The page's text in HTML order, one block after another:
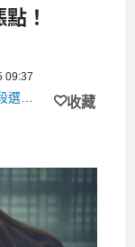
！
09:37
系統 收藏